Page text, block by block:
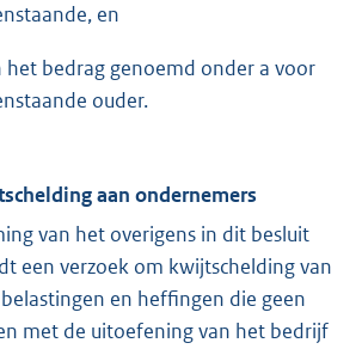
en
het bedrag genoemd onder a voor
ouder.
aan ondernemers
van het overigens in dit besluit
een verzoek om kwijtschelding van
en heffingen die geen
met de uitoefening van het bedrijf